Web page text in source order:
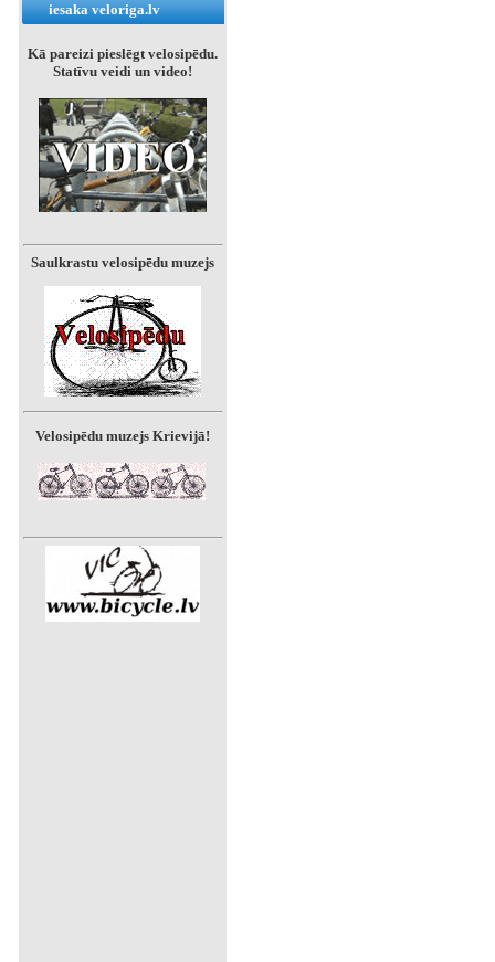
iesaka veloriga.lv
Kā pareizi pieslēgt velosipēdu.
Statīvu veidi un video!
Saulkrastu velosipēdu muzejs
Velosipēdu muzejs Krievijā!